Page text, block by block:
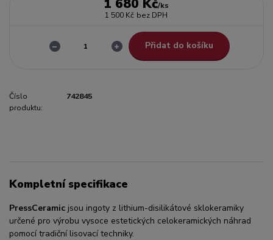
1 680 Kč/ks
1 500 Kč bez DPH
Přidat do košíku
Číslo
produktu:
742845
Kompletní specifikace
PressCeramic jsou ingoty z lithium-disilikátové sklokeramiky
určené pro výrobu vysoce estetických celokeramických náhrad
pomocí tradiční lisovací techniky.